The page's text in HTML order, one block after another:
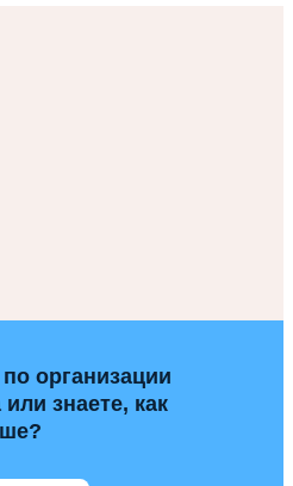
организации
знаете, как